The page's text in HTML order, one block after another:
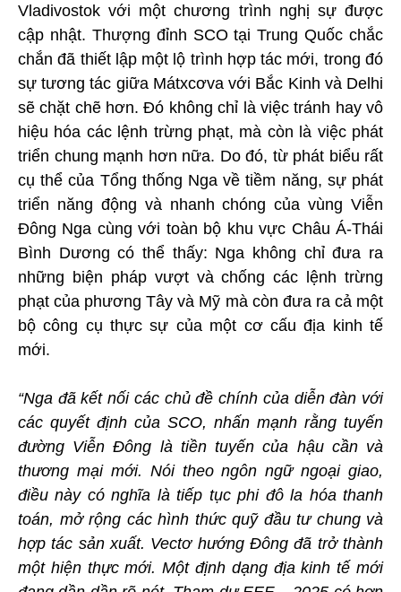
Vladivostok với một chương trình nghị sự được
cập nhật. Thượng đỉnh SCO tại Trung Quốc chắc
chắn đã thiết lập một lộ trình hợp tác mới, trong đó
sự tương tác giữa Mátxcơva với Bắc Kinh và Delhi
sẽ chặt chẽ hơn. Đó không chỉ là việc tránh hay vô
hiệu hóa các lệnh trừng phạt, mà còn là việc phát
triển chung mạnh hơn nữa. Do đó, từ phát biểu rất
cụ thể của Tổng thống Nga về tiềm năng, sự phát
triển năng động và nhanh chóng của vùng Viễn
Đông Nga cùng với toàn bộ khu vực Châu Á-Thái
Bình Dương có thể thấy: Nga không chỉ đưa ra
những biện pháp vượt và chống các lệnh trừng
phạt của phương Tây và Mỹ mà còn đưa ra cả một
bộ công cụ thực sự của một cơ cấu địa kinh tế
mới.
“Nga đã kết nối các chủ đề chính của diễn đàn với
các quyết định của SCO, nhấn mạnh rằng tuyến
đường Viễn Đông là tiền tuyến của hậu cần và
thương mại mới. Nói theo ngôn ngữ ngoại giao,
điều này có nghĩa là tiếp tục phi đô la hóa thanh
toán, mở rộng các hình thức quỹ đầu tư chung và
hợp tác sản xuất. Vectơ hướng Đông đã trở thành
một hiện thực mới. Một định dạng địa kinh tế mới